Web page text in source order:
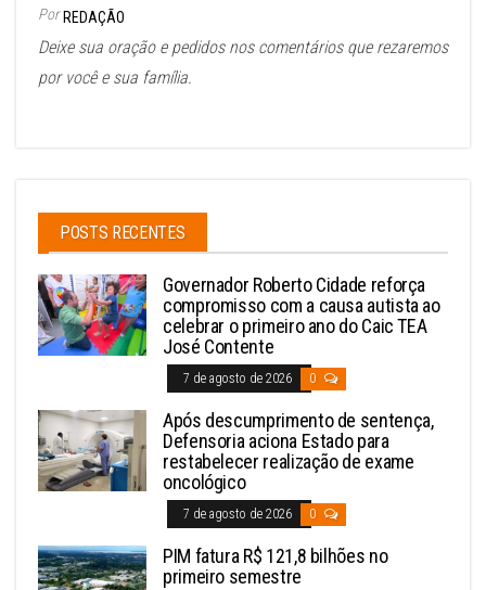
Por REDAÇÃO
Deixe sua oração e pedidos nos comentários que rezaremos
por você e sua família.
POSTS RECENTES
Governador Roberto Cidade reforça
compromisso com a causa autista ao
celebrar o primeiro ano do Caic TEA
José Contente
7 de agosto de 2026 0
Após descumprimento de sentença,
Defensoria aciona Estado para
restabelecer realização de exame
oncológico
7 de agosto de 2026 0
PIM fatura R$ 121,8 bilhões no
primeiro semestre